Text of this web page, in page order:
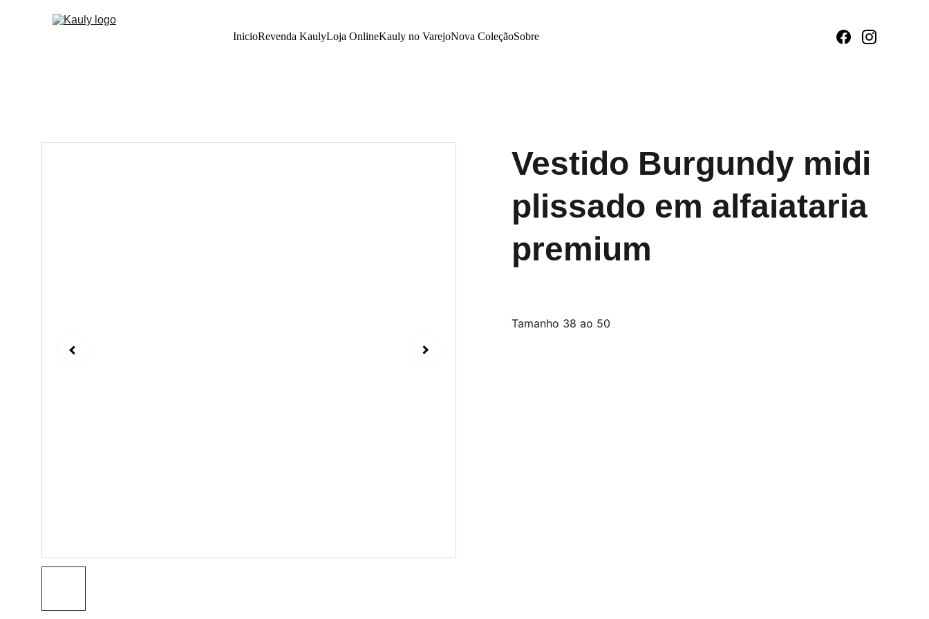
InicioRevenda KaulyLoja OnlineKauly no VarejoNova ColeçãoSobre
Vestido Burgundy midi
plissado em alfaiataria
premium
Tamanho 38 ao 50